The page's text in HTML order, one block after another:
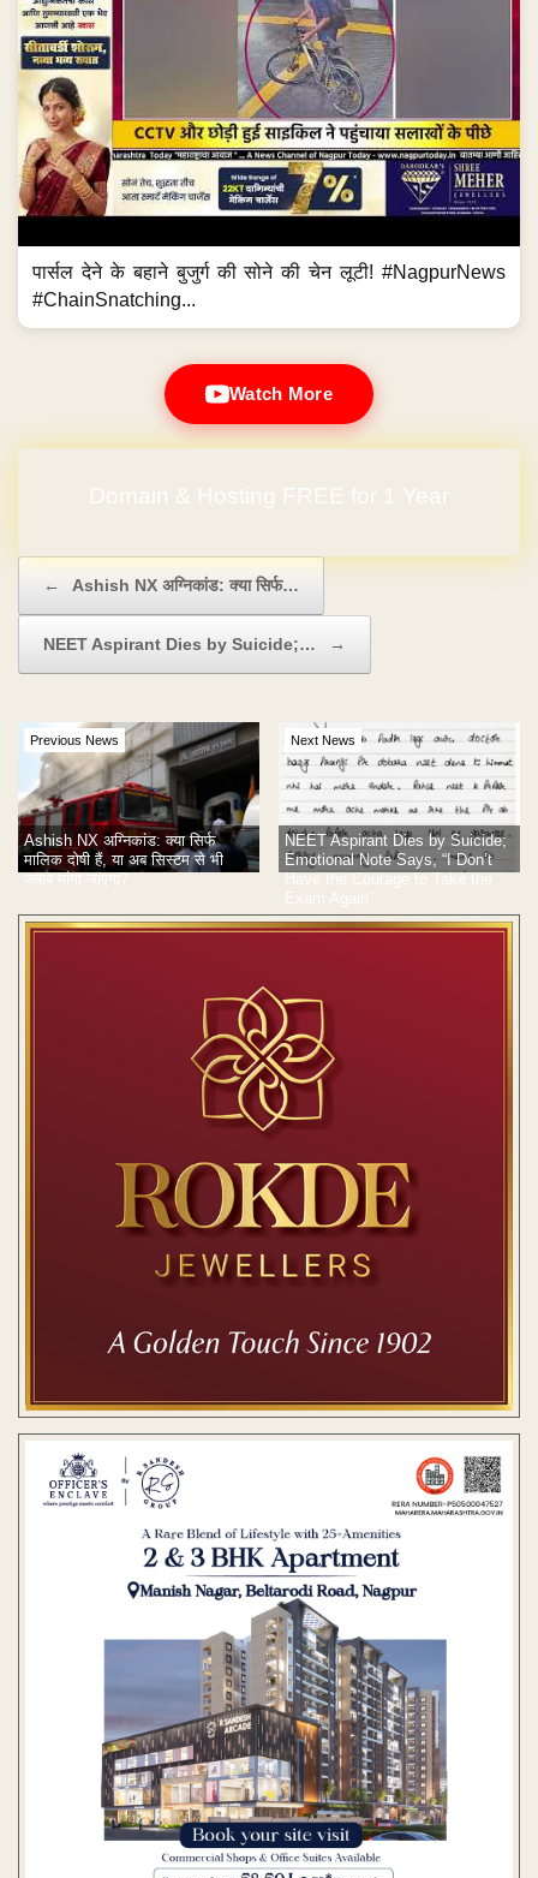
पार्सल देने के बहाने बुजुर्ग की सोने की चेन लूटी! #NagpurNews
#ChainSnatching...
Watch More
Domain & Hosting FREE for 1 Year
← Ashish NX अग्निकांड: क्या सिर्फ…
NEET Aspirant Dies by Suicide;… →
Previous News
Ashish NX अग्निकांड: क्या सिर्फ
मालिक दोषी हैं, या अब सिस्टम से भी
जवाब मांगा जाएगा?
Next News
NEET Aspirant Dies by Suicide;
Emotional Note Says, “I Don’t
Have the Courage to Take the
Exam Again”